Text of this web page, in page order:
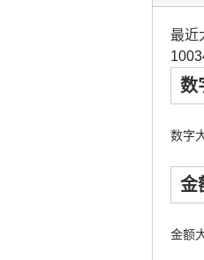
最近
数
数字
金
金额